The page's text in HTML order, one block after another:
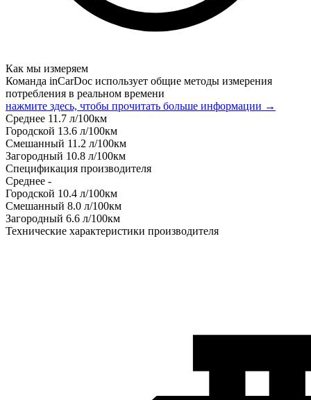
Как мы измеряем
Команда inCarDoc использует общие методы измерения
потребления в реальном времени
нажмите здесь, чтобы прочитать больше информации →
Среднее 11.7 л/100км
Городской 13.6 л/100км
Смешанный 11.2 л/100км
Загородный 10.8 л/100км
Спецификация производителя
Среднее -
Городской 10.4 л/100км
Смешанный 8.0 л/100км
Загородный 6.6 л/100км
Технические характеристики производителя